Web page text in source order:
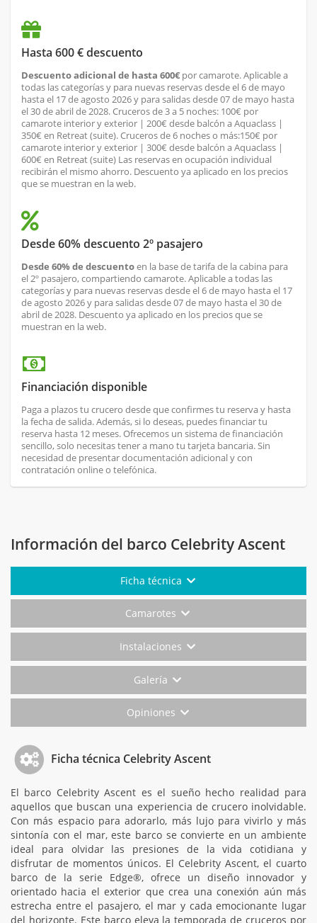
Hasta 600 € descuento
Descuento adicional de hasta 600€ por camarote. Aplicable a
todas las categorías y para nuevas reservas desde el 6 de mayo
hasta el 17 de agosto 2026 y para salidas desde 07 de mayo hasta
el 30 de abril de 2028. Cruceros de 3 a 5 noches: 100€ por
camarote interior y exterior | 200€ desde balcón a Aquaclass |
350€ en Retreat (suite). Cruceros de 6 noches o más:150€ por
camarote interior y exterior | 300€ desde balcón a Aquaclass |
600€ en Retreat (suite) Las reservas en ocupación individual
recibirán el mismo ahorro. Descuento ya aplicado en los precios
que se muestran en la web.
Desde 60% descuento 2º pasajero
Desde 60% de descuentoen la base de tarifa de la cabina para
el 2º pasajero, compartiendo camarote. Aplicable a todas las
categorías y para nuevas reservas desde el 6 de mayo hasta el 17
de agosto 2026 y para salidas desde 07 de mayo hasta el 30 de
abril de 2028. Descuento ya aplicado en los precios que se
muestran en la web.
Financiación disponible
Paga a plazos tu crucero desde que confirmes tu reserva y hasta
la fecha de salida. Además, si lo deseas, puedes financiar tu
reserva hasta 12 meses. Ofrecemos un sistema de financiación
sencillo, solo necesitas tener a mano tu tarjeta bancaria. Sin
necesidad de presentar documentación adicional y con
contratación online o telefónica.
Información del barco Celebrity Ascent
Ficha técnica
Camarotes
Instalaciones
Galería
Opiniones
Ficha técnica Celebrity Ascent
El barco Celebrity Ascent es el sueño hecho realidad para
aquellos que buscan una experiencia de crucero inolvidable.
Con más espacio para adorarlo, más lujo para vivirlo y más
sintonía con el mar, este barco se convierte en un ambiente
ideal para olvidar las presiones de la vida cotidiana y
disfrutar de momentos únicos. El Celebrity Ascent, el cuarto
barco de la serie Edge®, ofrece un diseño innovador y
orientado hacia el exterior que crea una conexión aún más
estrecha entre el pasajero, el mar y cada emocionante lugar
del horizonte. Este barco eleva la temporada de cruceros por